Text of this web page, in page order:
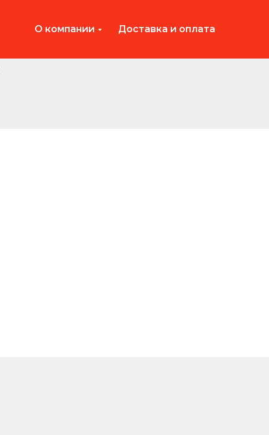
О компании Доставка и оплата